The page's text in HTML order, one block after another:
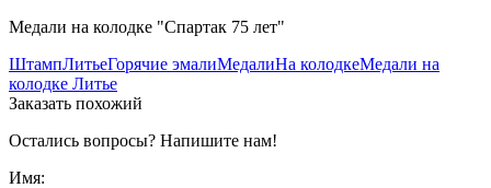
Медали на колодке "Спартак 75 лет"
ШтампЛитьеГорячие эмалиМедалиНа колодкеМедали на
колодке Литье
Заказать похожий
Остались вопросы? Напишите нам!
Имя: